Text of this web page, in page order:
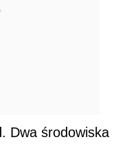
Dwa środowiska